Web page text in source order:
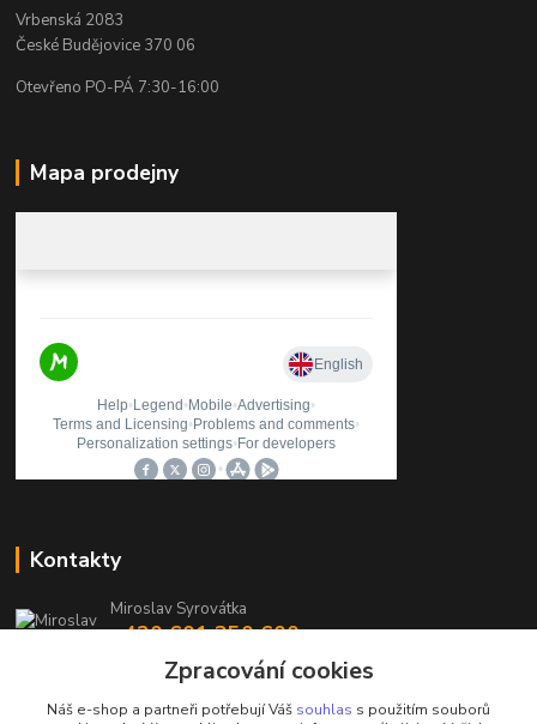
Vrbenská 2083
České Budějovice 370 06
Otevřeno PO-PÁ 7:30-16:00
Mapa prodejny
Kontakty
Miroslav Syrovátka
+420 601 350 600
(Po-Pá, 7:30-16 hod.)
prodejna@polycarboncb.cz
Zpracování cookies
Náš e-shop a partneři potřebují Váš souhlas s použitím souborů